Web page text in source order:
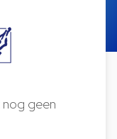
nog geen